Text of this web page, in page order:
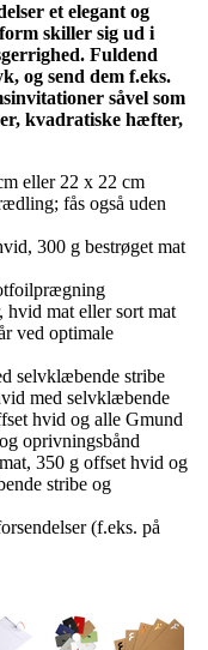
et elegant og
skiller sig ud i
Fuldend
og send dem f.eks.
såvel som
kvadratiske hæfter,
eller 22 x 22 cm
fås også uden
300 g bestrøget mat
mat eller sort mat
ved optimale
selvklæbende stribe
med selvklæbende
hvid og alle Gmund
oprivningsbånd
350 g offset hvid og
stribe og
(f.eks. på